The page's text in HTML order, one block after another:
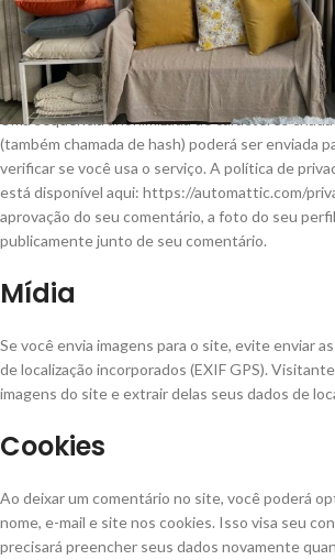
Quando os visitantes deixam comentários no
mostrados no formulário de comentários, além
dados do navegador do visitante, para auxiliar
Uma sequência anonimizada de caracteres
(também chamada de hash) poderá ser enviada
verificar se você usa o serviço. A política de
está disponível aqui: https://automattic.com/
aprovação do seu comentário, a foto do seu
publicamente junto de seu comentário.
Mídia
Se você envia imagens para o site, evite enviar
de localização incorporados (EXIF GPS).
imagens do site e extrair delas seus dados de
Cookies
Ao deixar um comentário no site, você poderá
nome, e-mail e site nos cookies. Isso visa seu
precisará preencher seus dados novamente